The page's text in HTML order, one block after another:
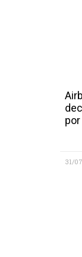
31/